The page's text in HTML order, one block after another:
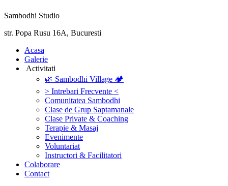
Sambodhi Studio
str. Popa Rusu 16A, Bucuresti
‎Acasa
Galerie
‎ ‎Activitati‎
🌿 Sambodhi Village 🏕️
> Intrebari Frecvente <
Comunitatea Sambodhi
Clase de Grup Saptamanale
Clase Private & Coaching
Terapie & Masaj
‎Evenimente
Voluntariat
‏‏‎Instructori & Facilitatori
Colaborare
Contact